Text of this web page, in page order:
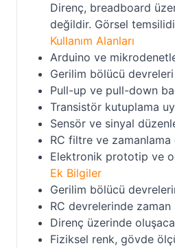
Direnç, breadboard
değildir. Görsel
Kullanım Alanları
Arduino ve
Gerilim bölücü devreleri
Pull-up ve pull-down
Transistör kutuplama
Sensör ve sinyal
RC filtre ve zamanlama
Elektronik prototip ve
Ek Bilgiler
Gerilim bölücü
RC devrelerinde zaman
Direnç üzerinde
Fiziksel renk, gövde